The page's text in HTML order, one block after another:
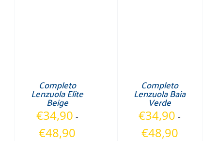
Completo
Lenzuola Elite
Beige
€34,90 -
€48,90
Completo
Lenzuola Baia
Verde
€34,90 -
€48,90Fascia